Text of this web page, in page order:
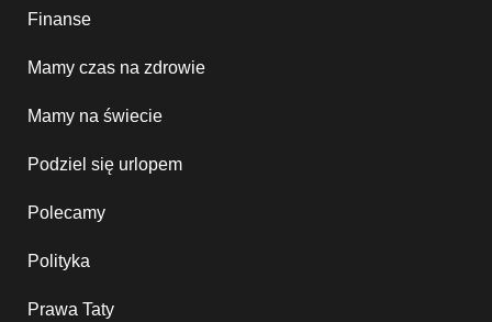
Finanse
Mamy czas na zdrowie
Mamy na świecie
Podziel się urlopem
Polecamy
Polityka
Prawa Taty